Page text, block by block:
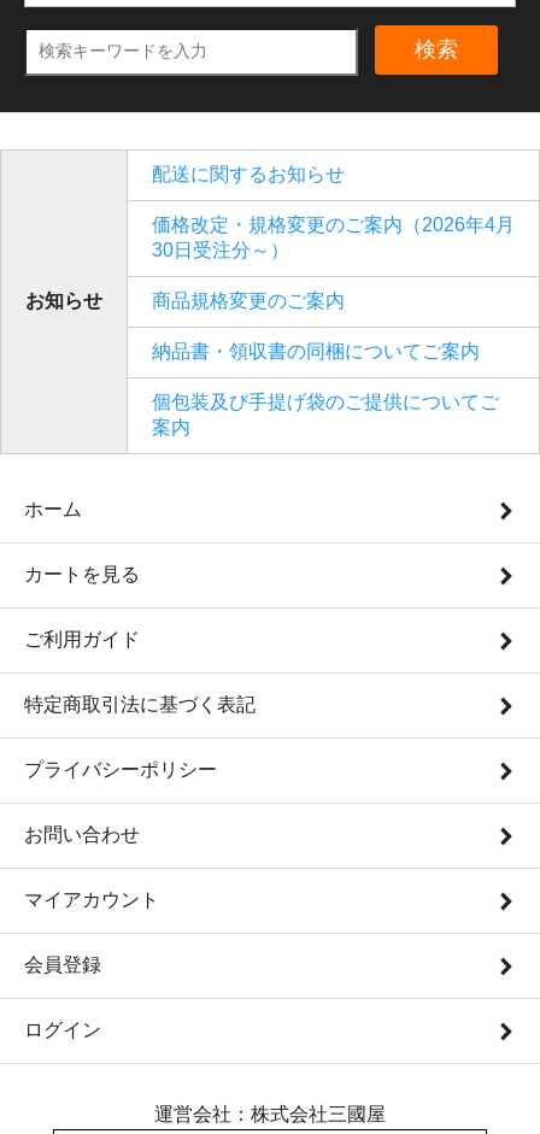
検索
お知らせ
配送に関するお知らせ
価格改定・規格変更のご案内（2026年4月
30日受注分～）
商品規格変更のご案内
納品書・領収書の同梱についてご案内
個包装及び手提げ袋のご提供についてご
案内
ホーム
カートを見る
ご利用ガイド
特定商取引法に基づく表記
プライバシーポリシー
お問い合わせ
マイアカウント
会員登録
ログイン
運営会社：株式会社三國屋